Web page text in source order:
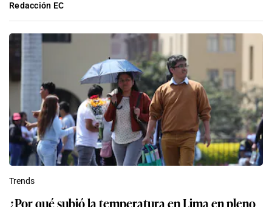
Redacción EC
Trends
¿Por qué subió la temperatura en Lima en pleno